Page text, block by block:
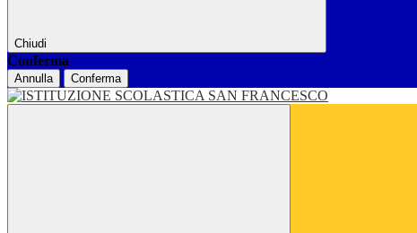
Chiudi
Conferma
Annulla Conferma